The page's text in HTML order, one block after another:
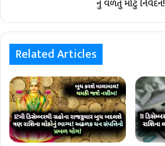
નું વળતું મોટું નિવેદન!
Related Articles